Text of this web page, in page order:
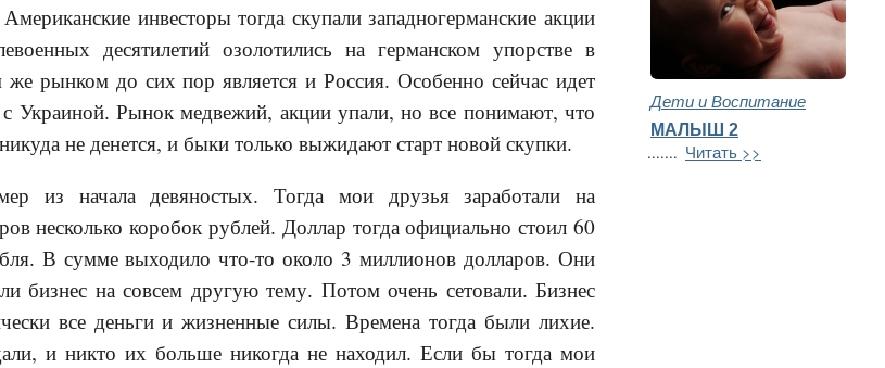
инвесторы тогда скупали западногерманские акции
десятилетий озолотились на германском упорстве в
же рынком до сих пор является и Россия. Особенно сейчас идет
с Украиной. Рынок медвежий, акции упали, но все понимают, что
не денется, и быки только выжидают старт новой скупки.
из начала девяностых. Тогда мои друзья заработали на
несколько коробок рублей. Доллар тогда официально стоил 60
В сумме выходило что-то около 3 миллионов долларов. Они
бизнес на совсем другую тему. Потом очень сетовали. Бизнес
все деньги и жизненные силы. Времена тогда были лихие.
и никто их больше никогда не находил. Если бы тогда мои
Дети и Воспитание
МАЛЫШ 2
....... Читать >>